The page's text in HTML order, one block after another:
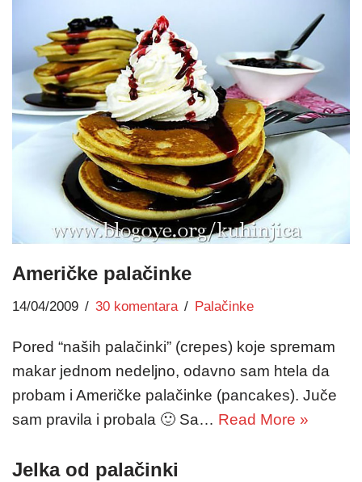
Američke palačinke
14/04/2009 30 komentara Palačinke
Pored “naših palačinki” (crepes) koje spremam
makar jednom nedeljno, odavno sam htela da
probam i Američke palačinke (pancakes). Juče
sam pravila i probala 🙂 Sa… Read More »
Jelka od palačinki